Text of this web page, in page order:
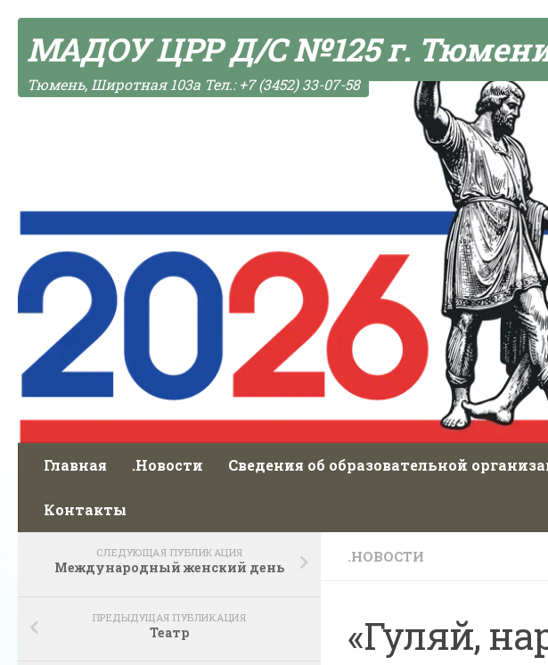
МАДОУ ЦРР Д/С №125 г.
Тюмень, Широтная 103а Тел.: +7 (3452) 33-07-58
Главная .Новости Сведения об образовательной
Контакты
.НОВОСТИ
«Гуляй,
СЛЕДУЮЩАЯ ПУБЛИКАЦИЯ
Международный женский день
ПРЕДЫДУЩАЯ ПУБЛИКАЦИЯ
Театр